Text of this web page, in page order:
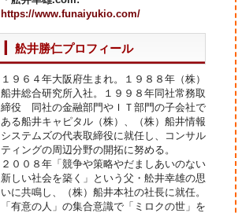
https://www.funaiyukio.com/
舩井勝仁プロフィール
１９６４年大阪府生まれ。１９８８年（株）
船井総合研究所入社。１９９８年同社常務取
締役 同社の金融部門やＩＴ部門の子会社で
ある船井キャピタル（株）、（株）船井情報
システムズの代表取締役に就任し、コンサル
ティングの周辺分野の開拓に努める。
２００８年「競争や策略やだましあいのない
新しい社会を築く」という父・舩井幸雄の思
いに共鳴し、（株）船井本社の社長に就任。
「有意の人」の集合意識で「ミロクの世」を